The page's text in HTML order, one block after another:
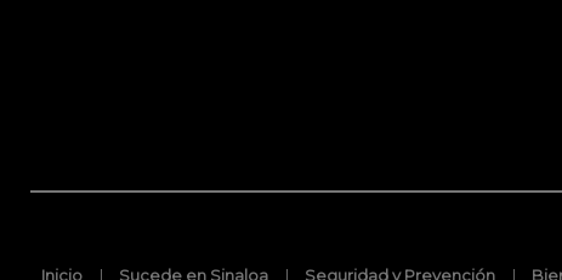
Inicio Sucede en Sinaloa Seguridad y Prevención